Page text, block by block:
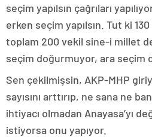
seçim yapılsın çağrıları
erken seçim yapılsın. Tut ki
toplam 200 vekil sine-i millet
seçim doğurmuyor, ara seçim
Sen çekilmişsin, AKP-MHP
sayısını arttırıp, ne sana ne
ihtiyacı olmadan Anayasa’yı
istiyorsa onu yapıyor.